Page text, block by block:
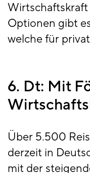
Wirtschaftskraft
Optionen gibt
welche für
6. Dt: Mit
Über 5.500
derzeit in
mit der